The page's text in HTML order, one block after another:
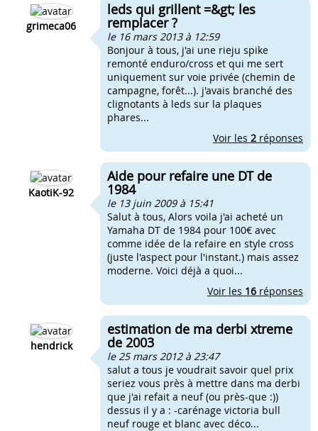
grimeca06
leds qui grillent =&gt; les
remplacer ?
le 16 mars 2013 à 12:59
Bonjour à tous, j'ai une rieju spike
remonté enduro/cross et qui me sert
uniquement sur voie privée (chemin de
campagne, forêt...). j'avais branché des
clignotants à leds sur la plaques
phares...
Voir les 2 réponses
KaotiK-92
Aide pour refaire une DT de
1984
le 13 juin 2009 à 15:41
Salut à tous, Alors voila j'ai acheté un
Yamaha DT de 1984 pour 100€ avec
comme idée de la refaire en style cross
(juste l'aspect pour l'instant.) mais assez
moderne. Voici déjà a quoi...
Voir les 16 réponses
hendrick
estimation de ma derbi xtreme
de 2003
le 25 mars 2012 à 23:47
salut a tous je voudrait savoir quel prix
seriez vous près à mettre dans ma derbi
que j'ai refait a neuf (ou près-que :))
dessus il y a : -carénage victoria bull
neuf rouge et blanc avec déco...